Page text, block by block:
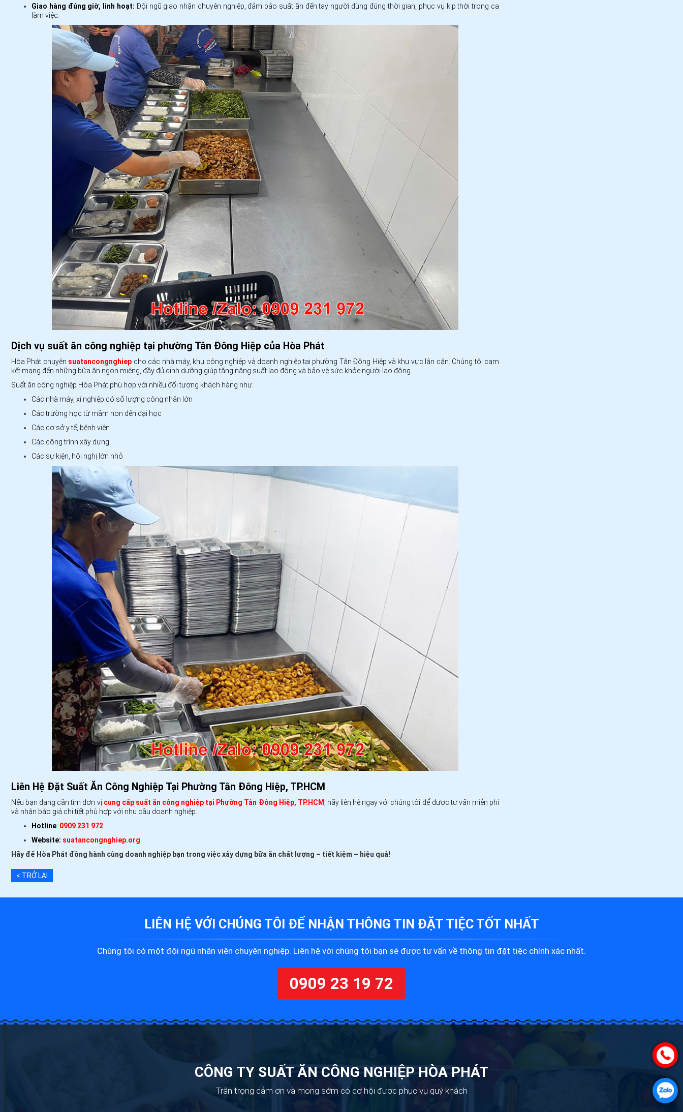
Giao hàng đúng giờ, linh hoạt: Đội ngũ giao nhận chuyên nghiệp, đảm bảo suất ăn đến tay người dùng đúng thời gian, phục vụ kịp thời trong ca
làm việc.
Dịch vụ suất ăn công nghiệp tại phường Tân Đông Hiệp của Hòa Phát
Hòa Phát chuyên suatancongnghiep cho các nhà máy, khu công nghiệp và doanh nghiệp tại phường Tân Đông Hiệp và khu vực lân cận. Chúng tôi cam
kết mang đến những bữa ăn ngon miệng, đầy đủ dinh dưỡng giúp tăng năng suất lao động và bảo vệ sức khỏe người lao động.
Suất ăn công nghiệp Hòa Phát phù hợp với nhiều đối tượng khách hàng như:
Các nhà máy, xí nghiệp có số lượng công nhân lớn
Các trường học từ mầm non đến đại học
Các cơ sở y tế, bệnh viện
Các công trình xây dựng
Các sự kiện, hội nghị lớn nhỏ
Liên Hệ Đặt Suất Ăn Công Nghiệp Tại Phường Tân Đông Hiệp, TP.HCM
Nếu bạn đang cần tìm đơn vị cung cấp suất ăn công nghiệp tại Phường Tân Đông Hiệp, TP.HCM
, hãy liên hệ ngay với chúng tôi để được tư vấn miễn phí
và nhận báo giá chi tiết phù hợp với nhu cầu doanh nghiệp.
Hotline: 0909 231 972
Website: suatancongnghiep.org
Hãy để Hòa Phát đồng hành cùng doanh nghiệp bạn trong việc xây dựng bữa ăn chất lượng – tiết kiệm – hiệu quả!
< TRỞ LẠI
LIÊN HỆ VỚI CHÚNG TÔI ĐỂ NHẬN THÔNG TIN ĐẶT TIỆCTỐT NHẤT
Chúng tôi có một đội ngũ nhân viên chuyên nghiệp. Liên hệ với chúng tôi bạn sẽ được tư vấn về thông tin đặt tiệc chính xác nhất.
0909 23 19 72
CÔNG TY SUẤT ĂN CÔNG NGHIỆP HÒA PHÁT
Trân trọng cảm ơn và mong sớm có cơ hội được phục vụ quý khách